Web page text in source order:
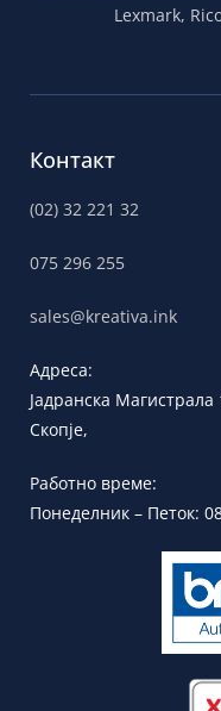
Lexmark,
Контакт
(02) 32 221 32
075 296 255
sales@kreativa.ink
Адреса:
Јадранска Магистрала
Скопје,
Работно време:
Понеделник – Петок: